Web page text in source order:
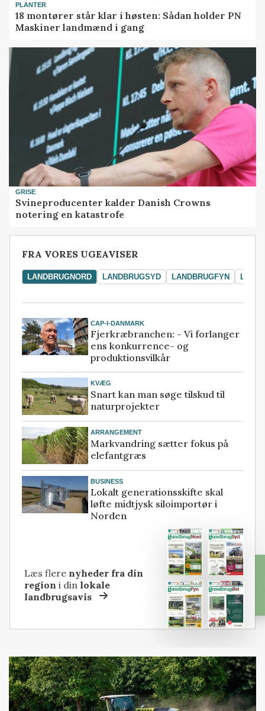
PLANTER
18 montører står klar i høsten: Sådan holder PN
Maskiner landmænd i gang
GRISE
Svineproducenter kalder Danish Crowns
notering en katastrofe
FRA VORES UGEAVISER
LANDBRUGNORD LANDBRUGSYD LANDBRUGFYN
CAP-I-DANMARK
Fjerkræbranchen: - Vi forlanger
ens konkurrence- og
produktionsvilkår
KVÆG
Snart kan man søge tilskud til
naturprojekter
ARRANGEMENT
Markvandring sætter fokus på
elefantgræs
BUSINESS
Lokalt generationsskifte skal
løfte midtjysk siloimportør i
Norden
Læs flere nyheder fra din
region i dinlokale
landbrugsavis